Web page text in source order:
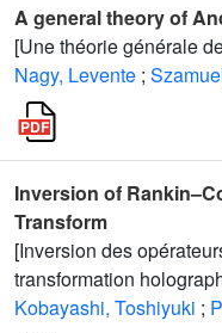
A general theory of
[Une théorie générale
Nagy, Levente ;
Inversion of
Transform
[Inversion des
transformation
Kobayashi, Toshiyuki ;